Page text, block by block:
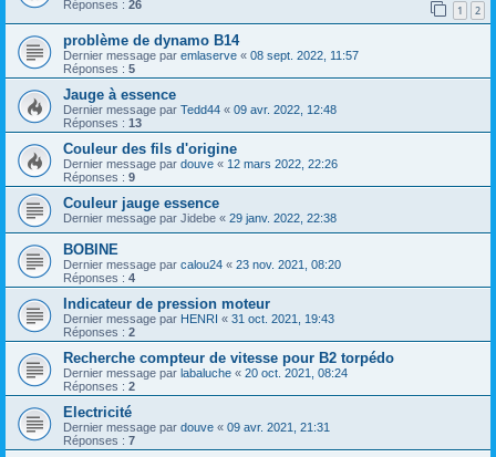
Réponses : 26 1 2
problème de dynamo B14
Dernier message par emlaserve « 08 sept. 2022, 11:57
Réponses : 5
Jauge à essence
Dernier message par Tedd44 « 09 avr. 2022, 12:48
Réponses : 13
Couleur des fils d'origine
Dernier message par douve « 12 mars 2022, 22:26
Réponses : 9
Couleur jauge essence
Dernier message par Jidebe « 29 janv. 2022, 22:38
BOBINE
Dernier message par calou24 « 23 nov. 2021, 08:20
Réponses : 4
Indicateur de pression moteur
Dernier message par HENRI « 31 oct. 2021, 19:43
Réponses : 2
Recherche compteur de vitesse pour B2 torpédo
Dernier message par labaluche « 20 oct. 2021, 08:24
Réponses : 2
Electricité
Dernier message par douve « 09 avr. 2021, 21:31
Réponses : 7